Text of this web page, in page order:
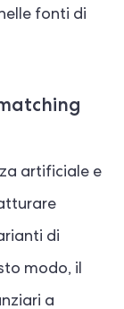
fonti di
artificiale e
di
modo, il
a